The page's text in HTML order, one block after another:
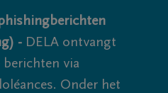
- DELA ontvangt
berichten via
Onder het